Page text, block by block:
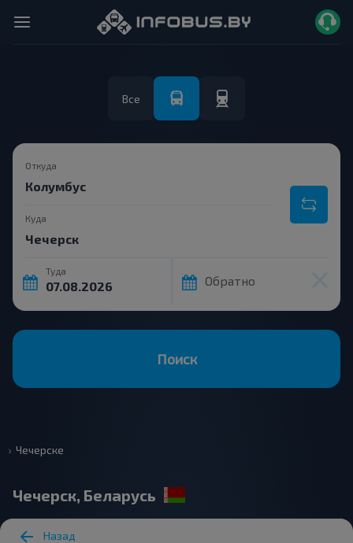
Все
Откуда
Куда
Туда
Обратно
Поиск
Чечерске
Чечерск, Беларусь
Назад